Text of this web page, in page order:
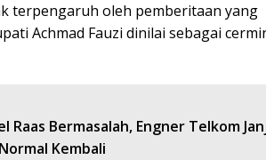
terpengaruh oleh pemberitaan yang
Achmad Fauzi dinilai sebagai
Raas Bermasalah, Engner Telkom
Kembali